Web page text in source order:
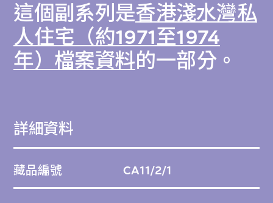
這個副系列是香港淺水灣私
人住宅（約1971至1974
年）檔案資料的一部分。
詳細資料
藏品編號 CA11/2/1